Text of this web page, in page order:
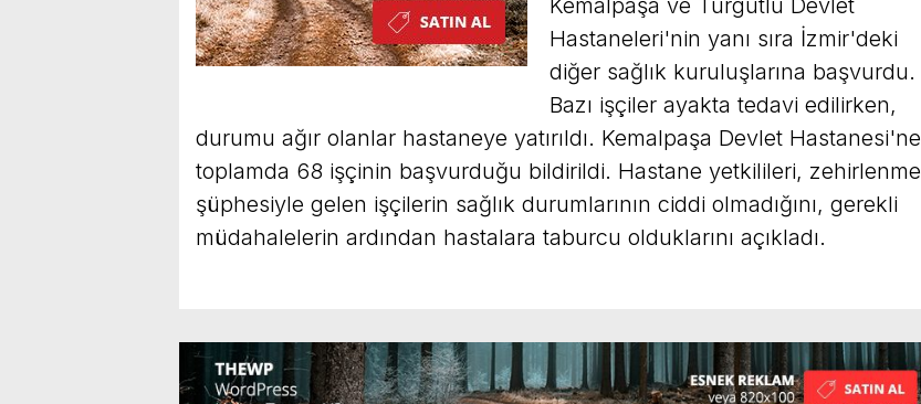
Kemalpaşa ve Turgutlu Devlet
Hastaneleri'nin yanı sıra İzmir'deki
diğer sağlık kuruluşlarına başvurdu.
Bazı işçiler ayakta tedavi edilirken,
durumu ağır olanlar hastaneye yatırıldı. Kemalpaşa Devlet Hastanesi'ne
toplamda 68 işçinin başvurduğu bildirildi. Hastane yetkilileri, zehirlenme
şüphesiyle gelen işçilerin sağlık durumlarının ciddi olmadığını, gerekli
müdahalelerin ardından hastalara taburcu olduklarını açıkladı.